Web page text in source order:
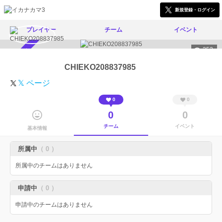
新規登録・ログイン
プレイヤー チーム イベント
353
CHIEKO208837985
𝕏 ページ
基本情報
0
0
チーム
0
0
イベント
所属中 （ 0 ）
所属中のチームはありません
申請中 （ 0 ）
申請中のチームはありません